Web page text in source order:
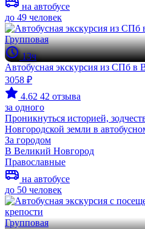
на автобусе
до 49 человек
Групповая
13ч
Автобусная экскурсия из СПб в
3058 ₽
4.62 42 отзыва
за одного
Проникнуться историей,
Новгородской земли в
За городом
В Великий Новгород
Православные
на автобусе
до 50 человек
Групповая